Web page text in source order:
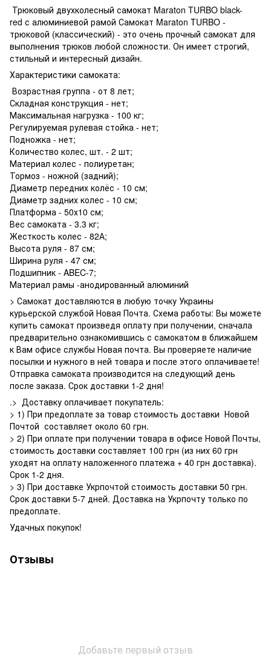
Трюковый двухколесный самокат Maraton TURBO black-
red с алюминиевой рамой Самокат Maraton TURBO -
трюковой (классический) - это очень прочный самокат для
выполнения трюков любой сложности. Он имеет строгий,
стильный и интересный дизайн.
Характеристики самоката:
Возрастная группа - от 8 лет;
Складная конструкция - нет;
Максимальная нагрузка - 100 кг;
Регулируемая рулевая стойка - нет;
Подножка - нет;
Количество колес, шт. - 2 шт;
Материал колес - полиуретан;
Тормоз - ножной (задний);
Диаметр передних колёс - 10 см;
Диаметр задних колес - 10 см;
Платформа - 50х10 см;
Вес самоката - 3.3 кг;
Жесткость колес - 82А;
Высота руля - 87 см;
Ширина руля - 47 см;
Подшипник - ABEC-7;
Материал рамы -анодированный алюминий
> Самокат доставляются в любую точку Украины
курьерской службой Новая Почта. Схема работы: Вы можете
купить самокат произведя оплату при получении, сначала
предварительно ознакомившись с самокатом в ближайшем
к Вам офисе службы Новая почта. Вы проверяете наличие
посылки и нужного в ней товара и после этого оплачиваете!
Отправка самоката производится на следующий день
после заказа. Срок доставки 1-2 дня!
.> Доставку оплачивает покупатель:
> 1) При предоплате за товар стоимость доставки Новой
Почтой составляет около 60 грн.
> 2) При оплате при получении товара в офисе Новой Почты,
стоимость доставки составляет 100 грн (из них 60 грн
уходят на оплату наложенного платежа + 40 грн доставка).
Срок 1-2 дня.
> 3) При доставке Укрпочтой стоимость доставки 50 грн.
Срок доставки 5-7 дней. Доставка на Укрпочту только по
предоплате.
Удачных покупок!
Отзывы
Добавьте первый отзыв